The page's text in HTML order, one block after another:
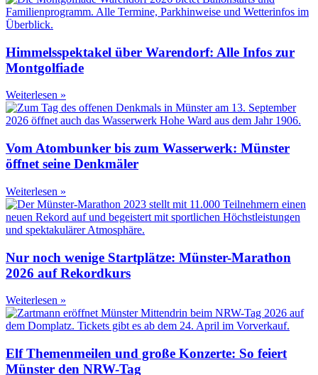
Himmelsspektakel über Warendorf: Alle Infos zur
Montgolfiade
Weiterlesen »
Vom Atombunker bis zum Wasserwerk: Münster
öffnet seine Denkmäler
Weiterlesen »
Nur noch wenige Startplätze: Münster-Marathon
2026 auf Rekordkurs
Weiterlesen »
Elf Themenmeilen und große Konzerte: So feiert
Münster den NRW-Tag